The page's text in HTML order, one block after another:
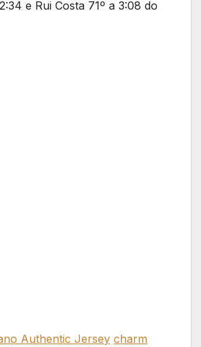
e Rui Costa 71º a 3:08 do
Authentic Jersey charm